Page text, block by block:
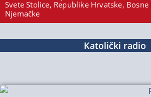
Svete Stolice, Republike Hrvatske,
Njemačke
Katolički radio